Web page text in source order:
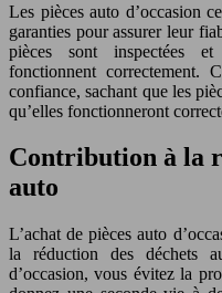
Les pièces auto d’occasion
garanties pour assurer leur
pièces sont inspectées et
fonctionnent correctement.
confiance, sachant que les
qu’elles fonctionneront
Contribution à la
auto
L’achat de pièces auto
la réduction des déchets
d’occasion, vous évitez la